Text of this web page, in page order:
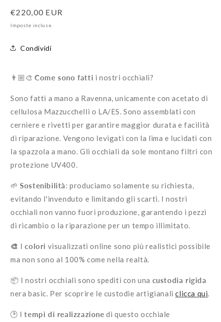
quantità
per
Modello
quantità
Prezzo
di
€220,00 EUR
Imposte incluse.
Condividi
👨🏼‍🎨Come sono fatti i nostri occhiali?
Sono fatti a mano a Ravenna, unicamente con acetato di
cellulosa Mazzucchelli o LA/ES. Sono assemblati con
cerniere e rivetti per garantire maggior durata e facilità
di riparazione. Vengono levigati con la lima e lucidati con
la spazzola a mano. Gli occhiali da sole montano filtri con
protezione UV400.
🌱Sostenibilità: produciamo solamente su richiesta,
evitando l'invenduto e limitando gli scarti. I nostri
occhiali non vanno fuori produzione, garantendo i pezzi
di ricambio o la riparazione per un tempo illimitato.
🎨 Icolori visualizzati online sono più realistici possibile
ma non sono al 100% come nella realtà.
📦 I nostri occhiali sono spediti con una custodia rigida
nera basic. Per scoprire le custodie artigianaliclicca qui.
🕑 I tempi di realizzazione di questo occhiale